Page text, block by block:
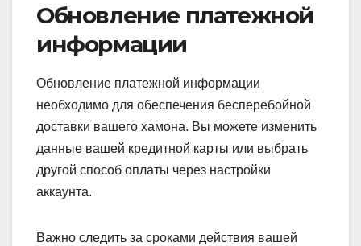
Обновление платежной
информации
Обновление платежной информации
необходимо для обеспечения бесперебойной
доставки вашего хамона. Вы можете изменить
данные вашей кредитной карты или выбрать
другой способ оплаты через настройки
аккаунта.
Важно следить за сроками действия вашей